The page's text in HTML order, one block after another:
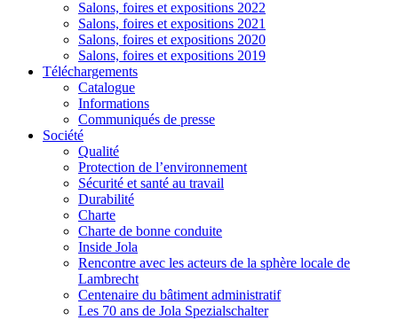
Salons, foires et expositions 2022
Salons, foires et expositions 2021
Salons, foires et expositions 2020
Salons, foires et expositions 2019
Téléchargements
Catalogue
Informations
Communiqués de presse
Société
Qualité
Protection de l’environnement
Sécurité et santé au travail
Durabilité
Charte
Charte de bonne conduite
Inside Jola
Rencontre avec les acteurs de la sphère locale de
Lambrecht
Centenaire du bâtiment administratif
Les 70 ans de Jola Spezialschalter